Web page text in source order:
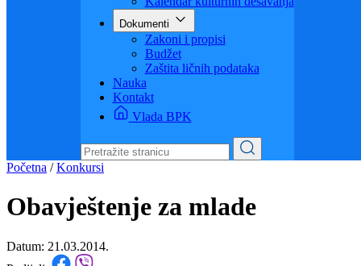
Udruženja
Kalendar kulturnih dešavanja
Dokumenti
Zakoni i propisi
Budžet
Zaštita ličnih podataka
Nauka
Kontakt
Vlada BPK
Početna/Konkursi
Obavještenje za mlade